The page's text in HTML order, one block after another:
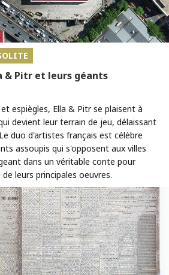
& Pitr et leurs géants
espiègles, Ella & Pitr se plaisent à
devient leur terrain de jeu, délaissant
duo d'artistes français est célèbre
assoupis qui s'opposent aux villes
dans un véritable conte pour
leurs principales oeuvres.